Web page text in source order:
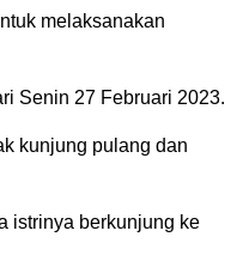
melaksanakan
Senin 27 Februari 2023.
kunjung pulang dan
istrinya berkunjung ke